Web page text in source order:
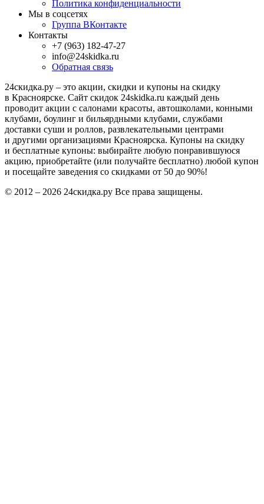
Политика конфиденциальности
Мы в соцсетях
Группа ВКонтакте
Контакты
+7 (963) 182-47-27
info@24skidka.ru
Обратная связь
24скидка.ру – это акции, скидки и купоны на скидку
в Красноярске. Сайт скидок 24skidka.ru каждый день
проводит акции с салонами красоты, автошколами, конными
клубами, боулинг и бильярдными клубами, службами
доставки суши и роллов, развлекательными центрами
и другими организациями Красноярска. Купоны на скидку
и бесплатные купоны: выбирайте любую понравившуюся
акцию, приобретайте (или получайте бесплатно) любой купон
и посещайте заведения со скидками от 50 до 90%!
© 2012 – 2026 24скидка.ру Все права защищены.